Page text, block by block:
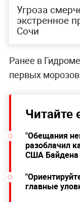
Угроза
экстренное
Сочи
Ранее в
первых
Читайте
"Обещания
разоблачил
США Байдена
главные